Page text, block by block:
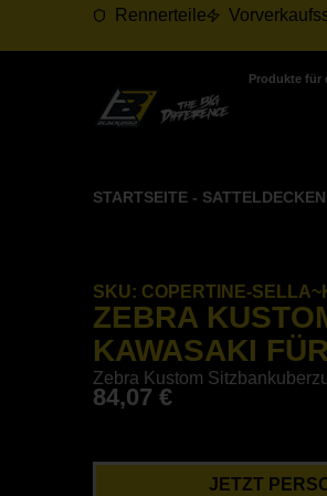
Rennerteile
Produkte für
STARTSEITE - SATTELDECKEN
SKU: COPERTINE-
ZEBRA
KAWASAKI
Zebra Kustom
84,07€
JETZT